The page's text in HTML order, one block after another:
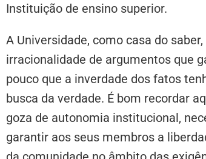
Instituição de ensino superior.
A Universidade, como casa do
irracionalidade de argumentos que
pouco que a inverdade dos fatos
busca da verdade. É bom recordar
goza de autonomia institucional,
garantir aos seus membros a